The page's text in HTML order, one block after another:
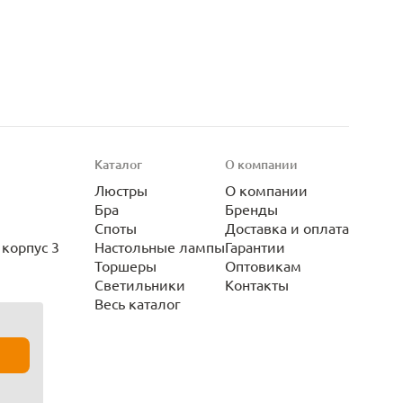
3
Каталог
Люстры
Бра
Споты
Настольные лампы
Торшеры
Светильники
Весь каталог
О компании
О компании
Бренды
Доставка и оплата
Гарантии
Оптовикам
Контакты